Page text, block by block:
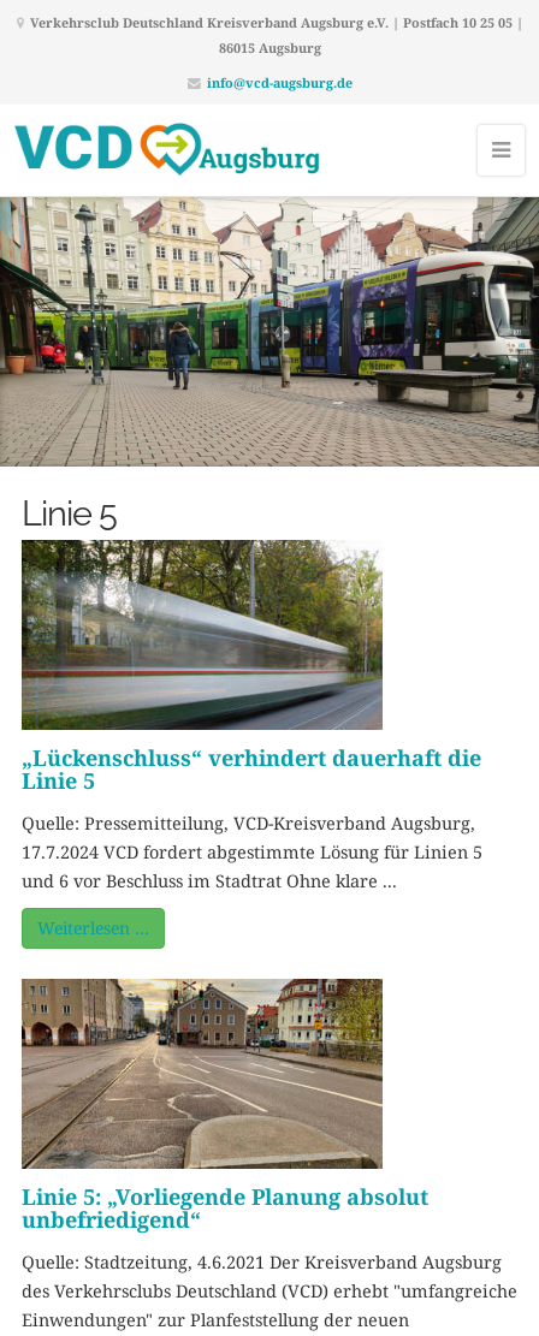
Verkehrsclub Deutschland Kreisverband Augsburg e.V. | Postfach 10 25 05 |
86015 Augsburg
info@vcd-augsburg.de
Linie 5
„Lückenschluss“ verhindert dauerhaft die
Linie 5
Quelle: Pressemitteilung, VCD-Kreisverband Augsburg,
17.7.2024 VCD fordert abgestimmte Lösung für Linien 5
und 6 vor Beschluss im Stadtrat Ohne klare ...
Weiterlesen …
Linie 5: „Vorliegende Planung absolut
unbefriedigend“
Quelle: Stadtzeitung, 4.6.2021 Der Kreisverband Augsburg
des Verkehrsclubs Deutschland (VCD) erhebt "umfangreiche
Einwendungen" zur Planfeststellung der neuen